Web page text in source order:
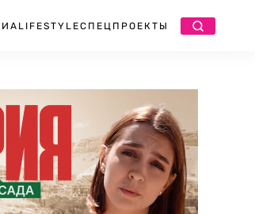
LIFESTYLEСПЕЦПРОЕКТЫ